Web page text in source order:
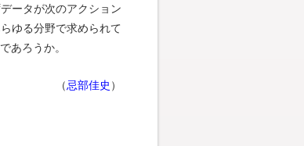
ータが次のアクション
ゆる分野で求められて
あろうか。
（忌部佳史 ）